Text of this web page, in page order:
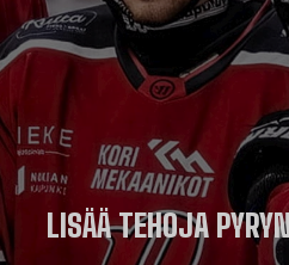
LISÄÄ TEHOJA